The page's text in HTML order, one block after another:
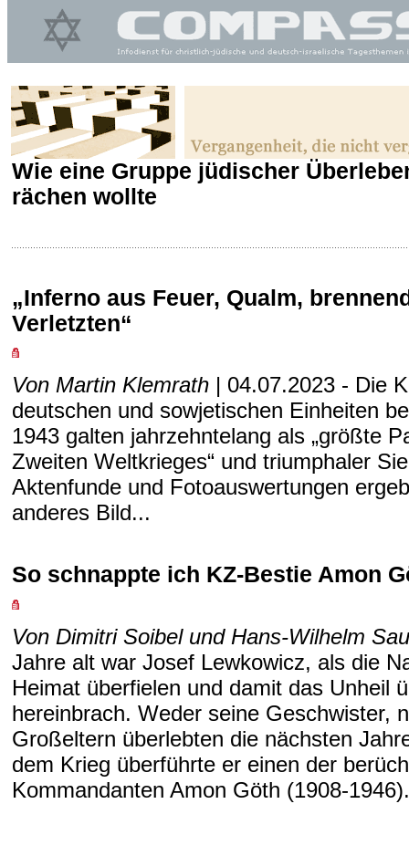
Wie eine Gruppe jüdischer
rächen wollte
„Inferno aus Feuer, Qualm,
Verletzten“
Von Martin Klemrath | 04.07.2023 - Die
deutschen und sowjetischen Einheiten
1943 galten jahrzehntelang als „größte
Zweiten Weltkrieges“ und triumphaler
Aktenfunde und Fotoauswertungen
anderes Bild...
So schnappte ich KZ-Bestie Amon
Von Dimitri Soibel und Hans-Wilhelm
Jahre alt war Josef Lewkowicz, als die
Heimat überfielen und damit das Unheil
hereinbrach. Weder seine Geschwister,
Großeltern überlebten die nächsten
dem Krieg überführte er einen der
Kommandanten Amon Göth (1908-